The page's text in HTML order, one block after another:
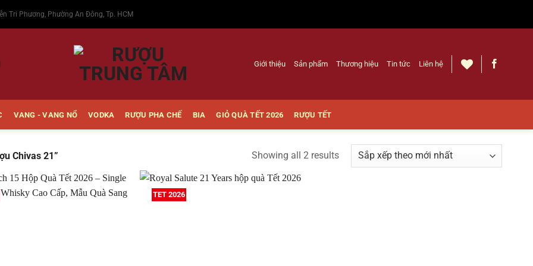
Tri Phương, Phường An Đông, Tp. HCM
Giới thiệu Sản phẩm Thương hiệu Tin tức Liên hệ
VANG - VANG NỔ VODKA RƯỢU PHA CHẾ BIA GIỎ QUÀ TẾT 2026 RƯỢU TẾT
Chivas 21” Showing all 2 results
TET 2026